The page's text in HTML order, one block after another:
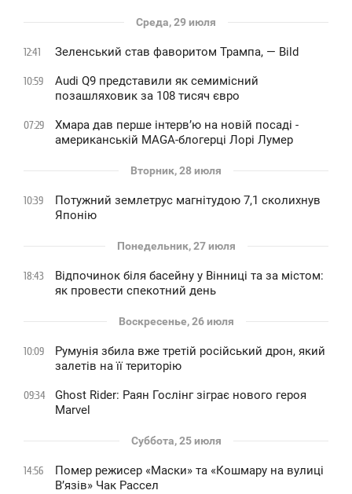
Среда, 29 июля
12:41 Зеленський став фаворитом Трампа, — Bild
10:59
Audi Q9 представили як семимісний
позашляховик за 108 тисяч євро
07:29
Хмара дав перше інтервʼю на новій посаді -
американській MAGA-блогерці Лорі Лумер
Вторник, 28 июля
10:39
Потужний землетрус магнітудою 7,1 сколихнув
Японію
Понедельник, 27 июля
18:43
Відпочинок біля басейну у Вінниці та за містом:
як провести спекотний день
Воскресенье, 26 июля
10:09
Румунія збила вже третій російський дрон, який
залетів на її територію
09:34
Ghost Rider: Раян Гослінг зіграє нового героя
Marvel
Суббота, 25 июля
14:56
Помер режисер «Маски» та «Кошмару на вулиці
В’язів» Чак Рассел